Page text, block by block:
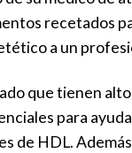
recetados
a un
que tienen
para
de HDL.